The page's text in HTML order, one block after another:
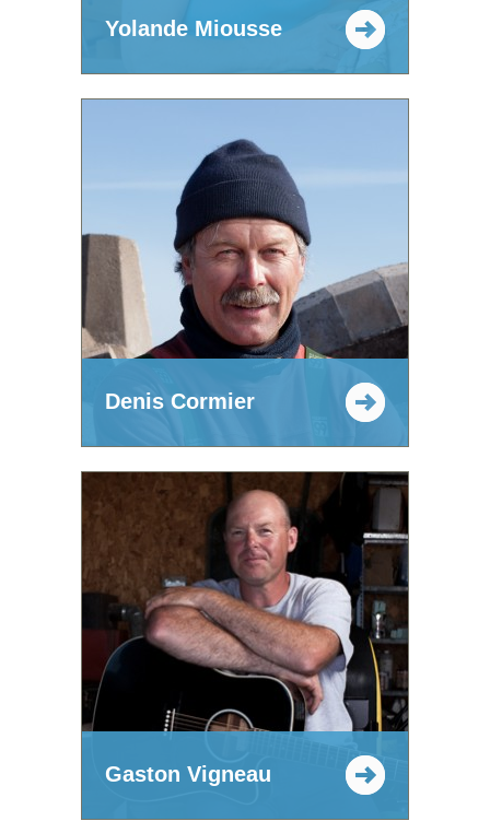
Yolande Miousse
Denis Cormier
Gaston Vigneau